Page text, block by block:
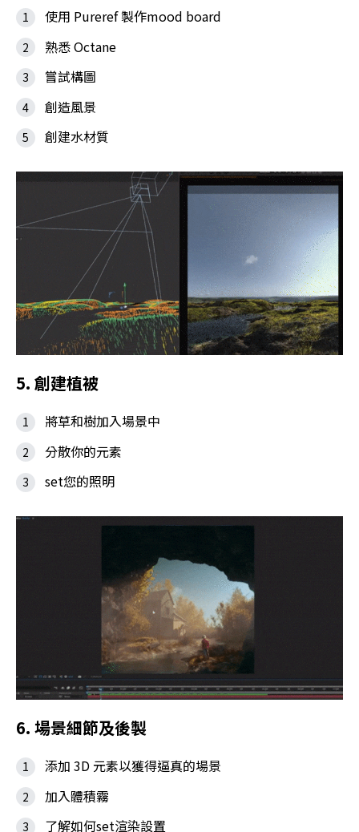
使用 Pureref 製作mood board
熟悉 Octane
嘗試構圖
創造風景
創建水材質
5. 創建植被
將草和樹加入場景中
分散你的元素
set您的照明
6. 場景細節及後製
添加 3D 元素以獲得逼真的場景
加入體積霧
了解如何set渲染設置